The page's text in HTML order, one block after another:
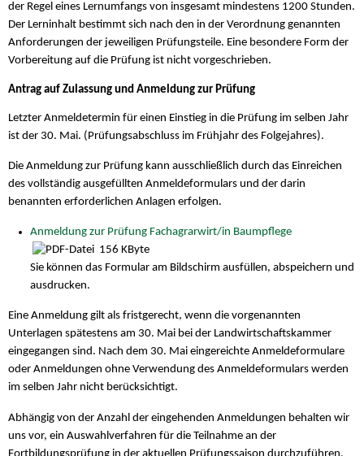
der Regel eines Lernumfangs von insgesamt mindestens 1200 Stunden.
Der Lerninhalt bestimmt sich nach den in der Verordnung genannten
Anforderungen der jeweiligen Prüfungsteile. Eine besondere Form der
Vorbereitung auf die Prüfung ist nicht vorgeschrieben.
Antrag auf Zulassung und Anmeldung zur Prüfung
Letzter Anmeldetermin für einen Einstieg in die Prüfung im selben Jahr
ist der 30. Mai. (Prüfungsabschluss im Frühjahr des Folgejahres).
Die Anmeldung zur Prüfung kann ausschließlich durch das Einreichen
des vollständig ausgefüllten Anmeldeformulars und der darin
benannten erforderlichen Anlagen erfolgen.
Anmeldung zur Prüfung Fachagrarwirt/in Baumpflege
156 KByte
Sie können das Formular am Bildschirm ausfüllen, abspeichern und
ausdrucken.
Eine Anmeldung gilt als fristgerecht, wenn die vorgenannten
Unterlagen spätestens am 30. Mai bei der Landwirtschaftskammer
eingegangen sind. Nach dem 30. Mai eingereichte Anmeldeformulare
oder Anmeldungen ohne Verwendung des Anmeldeformulars werden
im selben Jahr nicht berücksichtigt.
Abhängig von der Anzahl der eingehenden Anmeldungen behalten wir
uns vor, ein Auswahlverfahren für die Teilnahme an der